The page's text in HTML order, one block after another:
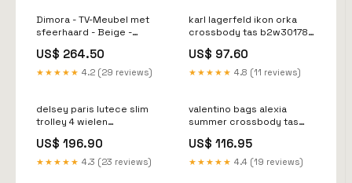
Dimora - TV-Meubel met
sfeerhaard - Beige -
US$ 264.50
★★★★★ 4.2 (29 reviews)
karl lagerfeld ikon orka
crossbody tas b2w30178
US$ 97.60
★★★★★ 4.8 (11 reviews)
delsey paris lutece slim
trolley 4 wielen
YGroup_t8b4c26-001
US$ 196.90
★★★★★ 4.3 (23 reviews)
valentino bags alexia
summer crossbody tas
YGroup_a3f5a24-001
US$ 116.95
★★★★★ 4.4 (19 reviews)